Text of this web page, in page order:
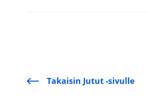
Takaisin Jutut -sivulle